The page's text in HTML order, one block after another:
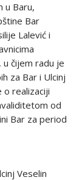
u Baru,
Bar
Lalević i
čijem radu je
za Bar i Ulcinj
o realizaciji
od
Bar za period
Veselin